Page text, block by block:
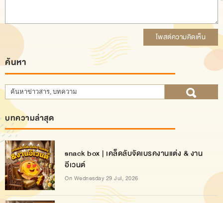
โพสต์ความคิดเห็น
ค้นหา
บทความล่าสุด
snack box | เคล็ดลับจัดเบรคงานแต่ง & งาน
อีเวนต์
On Wednesday 29 Jul, 2026